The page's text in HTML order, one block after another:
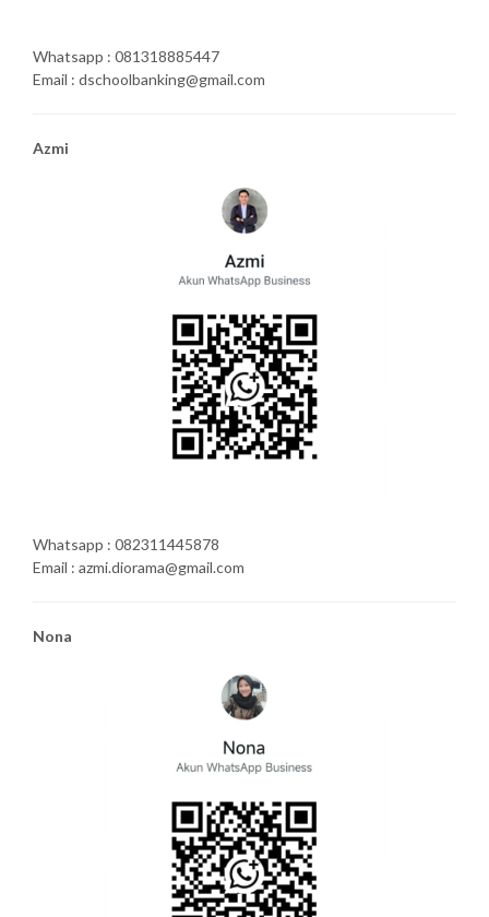
Whatsapp : 081318885447
Email : dschoolbanking@gmail.com
Azmi
Whatsapp : 082311445878
Email : azmi.diorama@gmail.com
Nona